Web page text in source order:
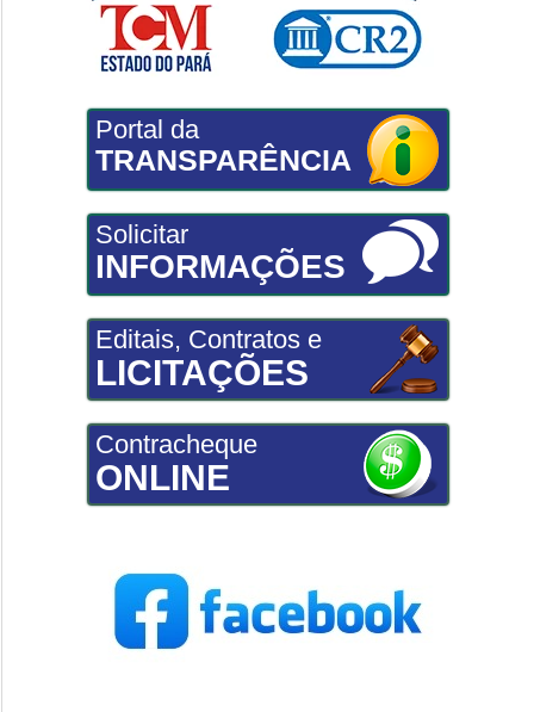
Portal da
TRANSPARÊNCIA
Solicitar
INFORMAÇÕES
Editais, Contratos e
LICITAÇÕES
Contracheque
ONLINE